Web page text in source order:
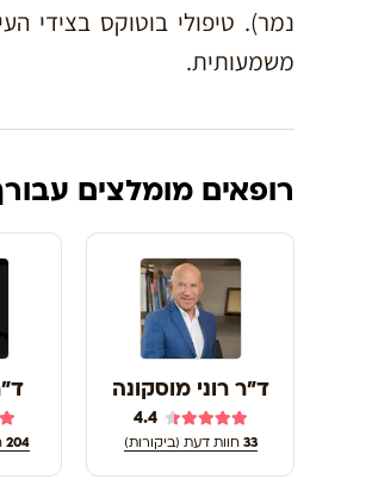
נמר). טיפולי בוטוקס בצידי
משמעותית.
רופאים מומלצים
ד"ר רוני מוסקונה
4.4
33 חוות דעת (ביקורות) 204